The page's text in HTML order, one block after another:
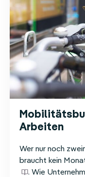
Arbeiten
Wer nur noch
braucht kein
. Wie